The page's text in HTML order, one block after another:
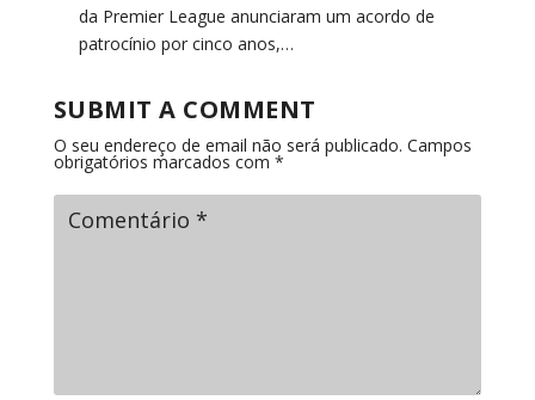
da Premier League anunciaram um acordo de
patrocínio por cinco anos,…
SUBMIT A COMMENT
O seu endereço de email não será publicado. Campos
obrigatórios marcados com *